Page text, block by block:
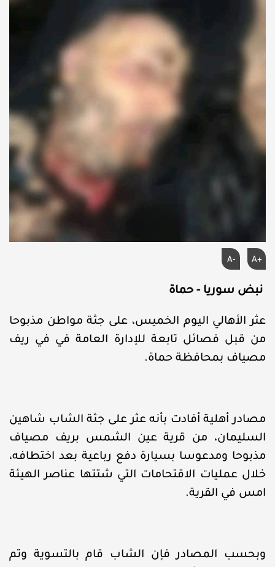
A+
A-
نبض سوريا - حماة
عثر الأهالي اليوم الخميس، على جثة مواطن مذبوحا
من قبل فصائل تابعة للإدارة العامة في في ريف
مصياف بمحافظة حماة.
مصادر أهلية أفادت بأنه عثر على جثة الشاب شاهين
السليمان، من قرية عين الشمس بريف مصياف
مذبوحا ومدعوسا بسيارة دفع رباعية بعد اختطافه،
خلال عمليات الاقتحامات التي شتتها عناصر الهيئة
امس في القرية.
وبحسب المصادر فإن الشاب قام بالتسوية وتم